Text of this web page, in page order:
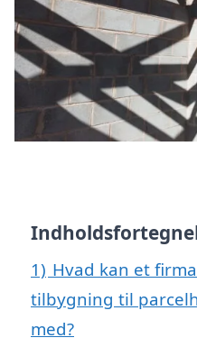
1) Hvad kan et
tilbygning til
med?